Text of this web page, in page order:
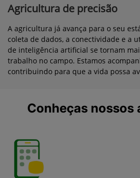
Agricultura de precisão
A agricultura já avança para o seu
coleta de dados, a conectividade e a
de inteligência artificial se tornam
trabalho no campo. Estamos
contribuindo para que a vida possa
Conheças nossos